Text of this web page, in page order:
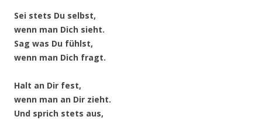
Sei stets Du selbst,
wenn man Dich sieht.
Sag was Du fühlst,
wenn man Dich fragt.
Halt an Dir fest,
wenn man an Dir zieht.
Und sprich stets aus,